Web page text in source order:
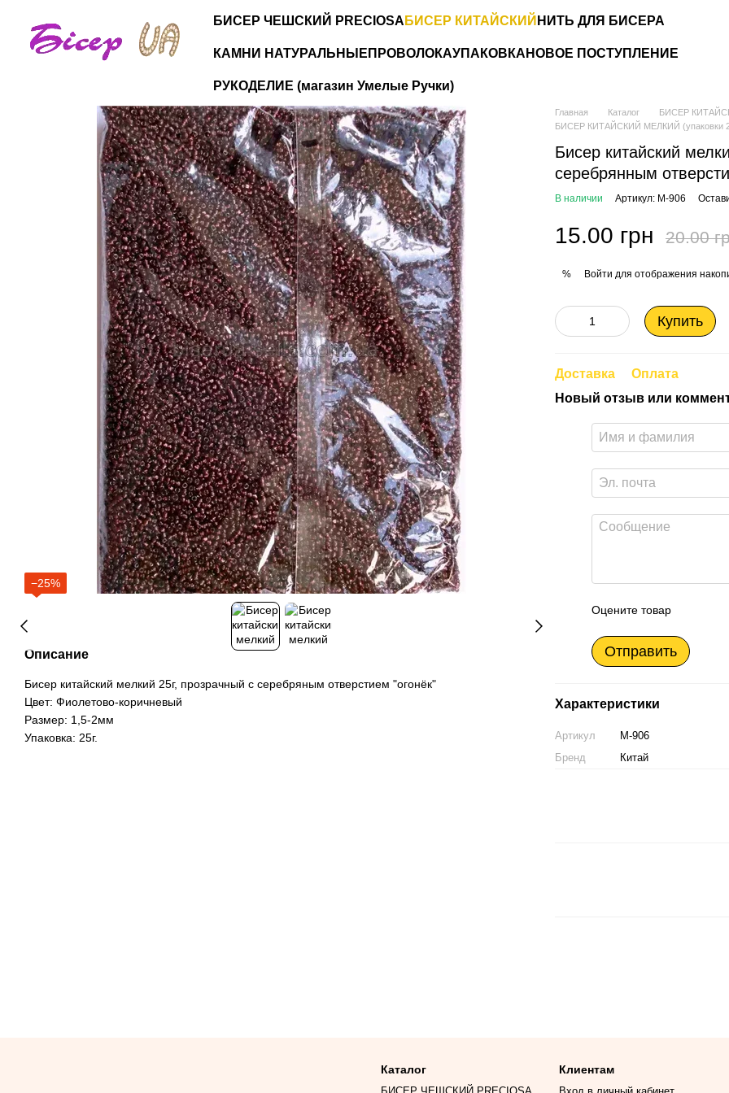
БИСЕР ЧЕШСКИЙ PRECIOSA БИСЕР КИТАЙСКИЙ НИТЬ ДЛЯ БИСЕРА
КАМНИ НАТУРАЛЬНЫЕ ПРОВОЛОКАУПАКОВКА НОВОЕ ПОСТУПЛЕНИЕ
РУКОДЕЛИЕ (магазин Умелые Ручки)
−25%
Описание
Бисер китайский мелкий 25г, прозрачный с серебряным отверстием "огонёк"
Цвет: Фиолетово-коричневый
Размер: 1,5-2мм
Упаковка: 25г.
Главная Каталог БИСЕР
БИСЕР КИТАЙСКИЙ МЕЛКИЙ (упаковки
Бисер китайский
серебрянным
В наличии Артикул: М-906
15.00 грн 20.00
% Войти для отображения
Купить
Доставка
Оплата
Новый отзыв или
Оцените товар
Отправить
Характеристики
Артикул
М-906
Бренд
Китай
Каталог Клиентам